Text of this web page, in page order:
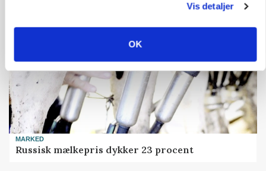
Vis detaljer
OK
MARKED
Russisk mælkepris dykker 23 procent